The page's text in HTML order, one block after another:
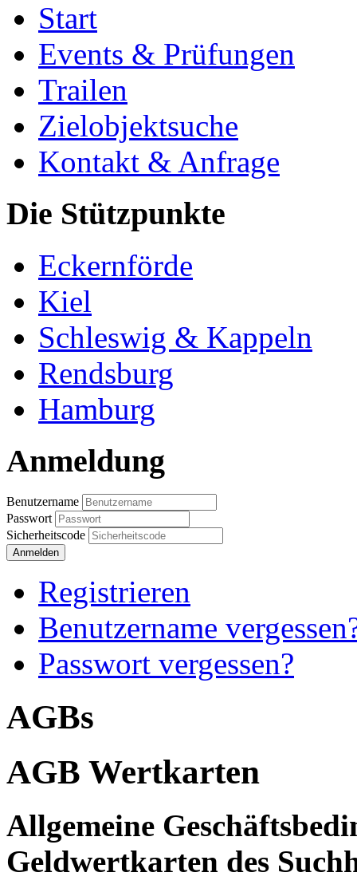
Start
Events & Prüfungen
Trailen
Zielobjektsuche
Kontakt & Anfrage
Die Stützpunkte
Eckernförde
Kiel
Schleswig & Kappeln
Rendsburg
Hamburg
Anmeldung
Benutzername
Passwort
Sicherheitscode
Anmelden
Registrieren
Benutzername
Passwort vergessen?
AGBs
AGB Wertkarten
Allgemeine
Geldwertkarten des